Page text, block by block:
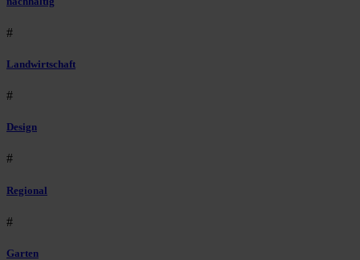
#
Landwirtschaft
#
Design
#
Regional
#
Garten